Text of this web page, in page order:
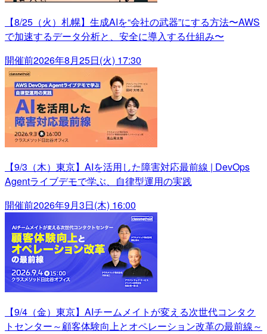
【8/25（火）札幌】生成AIを“会社の武器”にする方法〜AWS
で加速するデータ分析と、安全に導入する仕組み〜
開催前2026年8月25日(火) 17:30
【9/3（木）東京】AIを活用した障害対応最前線 | DevOps
Agentライブデモで学ぶ、自律型運用の実践
開催前2026年9月3日(木) 16:00
【9/4（金）東京】AIチームメイトが変える次世代コンタク
トセンター～顧客体験向上とオペレーション改革の最前線～